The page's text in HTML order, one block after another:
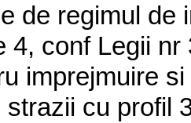
de regimul de
4, conf Legii
imprejmuire
strazii cu profil